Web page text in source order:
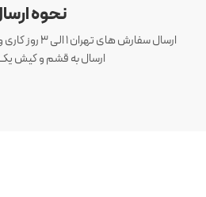
نحوه
ارسال به قشم و کیش